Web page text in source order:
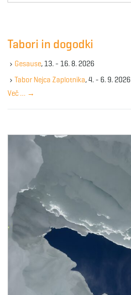
e
y
w
r
Tabori in dogodki
Gesause, 13. - 16. 8. 2026
Tabor Nejca Zaplotnika, 4. - 6. 9. 2026
Več … →